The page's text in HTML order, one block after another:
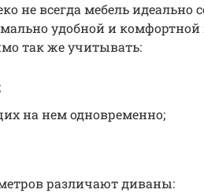
не всегда мебель идеально
удобной и комфортной
так же учитывать:
на нем одновременно;
различают диваны: